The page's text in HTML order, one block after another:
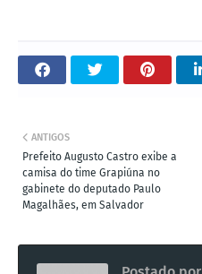
ANTIGOS
Prefeito Augusto Castro exibe a
camisa do time Grapiúna no
gabinete do deputado Paulo
Magalhães, em Salvador